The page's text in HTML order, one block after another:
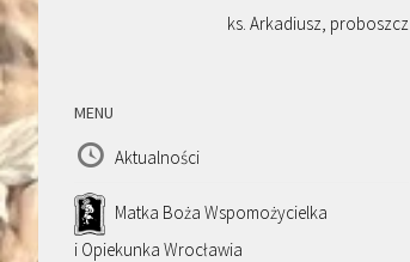
ks. Arkadiusz, proboszcz
MENU
Aktualności
Matka Boża Wspomożycielka
i Opiekunka Wrocławia